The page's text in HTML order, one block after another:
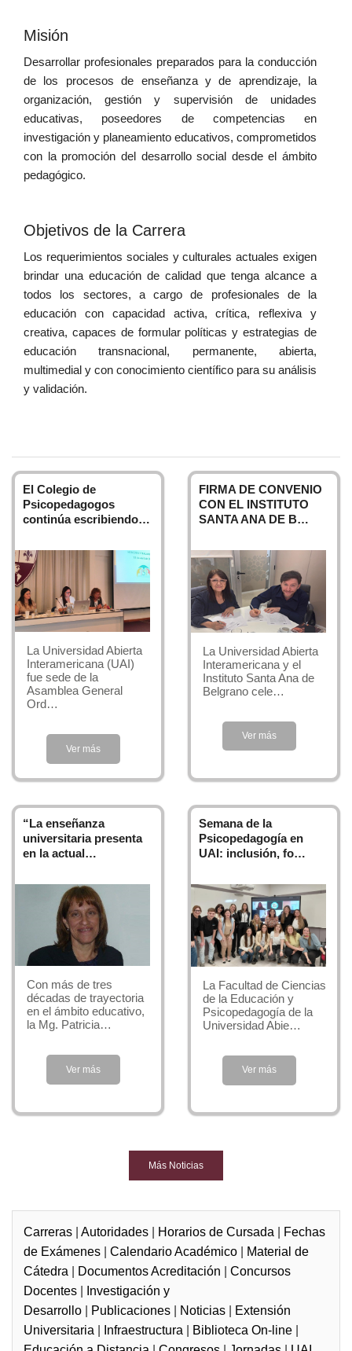
Misión
Desarrollar profesionales preparados para la conducción
de los procesos de enseñanza y de aprendizaje, la
organización, gestión y supervisión de unidades
educativas, poseedores de competencias en
investigación y planeamiento educativos, comprometidos
con la promoción del desarrollo social desde el ámbito
pedagógico.
Objetivos de la Carrera
Los requerimientos sociales y culturales actuales exigen
brindar una educación de calidad que tenga alcance a
todos los sectores, a cargo de profesionales de la
educación con capacidad activa, crítica, reflexiva y
creativa, capaces de formular políticas y estrategias de
educación transnacional, permanente, abierta,
multimedial y con conocimiento científico para su análisis
y validación.
ética que asegure la orientación del cambio, en función
del hombre como ser trascendente. Frente a este
desafío, la Facultad de Ciencias de la Educación y
Psicopedagogíade la
Universidad Abierta
Profesorado en Ciencias de la Educación, dirigidos a
formar especialistas en el área del diseño, desarrollo,
evaluación y mejoramiento de sistemas de enseñanza,
en la gestión y administración de Proyectos Educativos
Institucionales y en la formación y capacitación de
docentes.
La carrera presenta una metodología de enseñanza
activa, en virtud de la cual, a partir de la observación,
reflexión e interpretación de situaciones reales
fundamentadas en principios teóricos, se llega a talleres
de diseño y producción de instrumentos y estrategias.
Perfil Profesional
Carrera orientada al desarrollo de profesionales
preparados para la conducción de los procesos de
supervisión de unidades educativas, poseedores de
competencias en investigación y planeamiento
educativos, comprometidos con la promoción del
desarrollo social desde el ámbito pedagógico.
Inserción Laboral
La inserción laboral abarca las áreas de la educación
Asesoramiento Pedagógico y Orientación
Asesoramiento, dirección y supervisión de
Instituciones educativas.
Universitario.
Actividades de la Carrera
El Colegio de
Psicopedagogos
continúa escribiendo…
La Universidad Abierta
Interamericana (UAI)
fue sede de la
Asamblea General
Ord…
Ver más
FIRMA DE CONVENIO
CON EL INSTITUTO
SANTA ANA DE B…
La Universidad Abierta
Interamericana y el
Instituto Santa Ana de
Belgrano cele…
Ver más
“La enseñanza
universitaria presenta
en la actual…
Con más de tres
décadas de trayectoria
en el ámbito educativo,
la Mg. Patricia…
Ver más
Semana de la
Psicopedagogía en
UAI: inclusión, fo…
La Facultad de Ciencias
de la Educación y
Psicopedagogía de la
Universidad Abie…
Ver más
Más Noticias
Carreras |Autoridades Horarios de Cursada
Fechas
de Exámenes |Calendario Académico
Material de
Cátedra
Documentos Acreditación |Concursos
Docentes
Investigación y
Desarrollo
Publicaciones Noticias
Extensión
Universitaria
Infraestructura Biblioteca On-line